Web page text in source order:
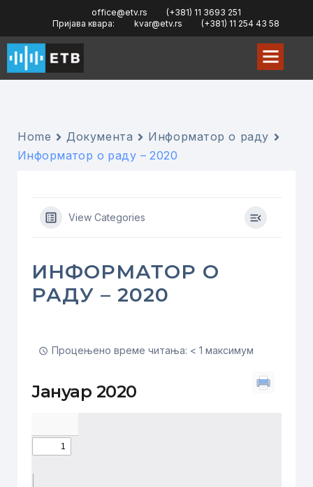
office@etv.rs
(+381) 11 3693 251
Пријава квара:
kvar@etv.rs (+381) 11 254 43 58
Home Документа
Информатор о раду
Информатор о раду – 2020
View Categories
ИНФОРМАТОР О
РАДУ – 2020
Процењено време читања: < 1 максимум
Јануар 2020